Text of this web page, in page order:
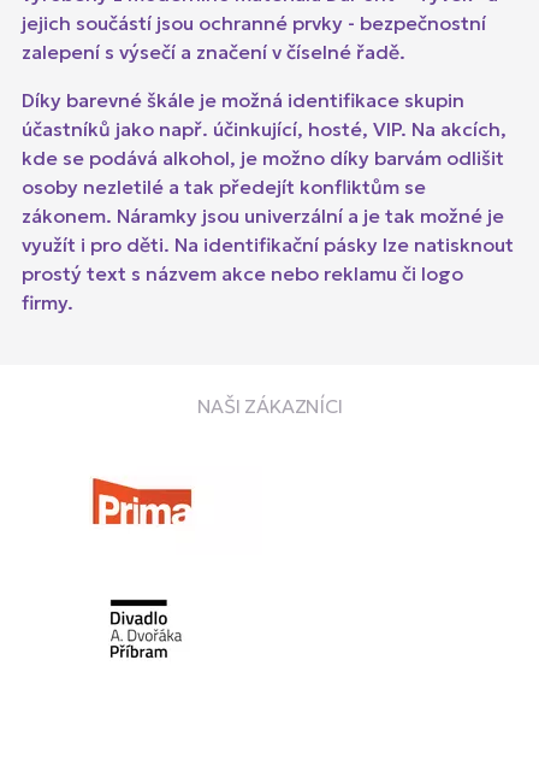
jejich součástí jsou ochranné prvky - bezpečnostní
zalepení s výsečí a značení v číselné řadě.
Díky barevné škále je možná identifikace skupin
účastníků jako např. účinkující, hosté, VIP. Na akcích,
kde se podává alkohol, je možno díky barvám odlišit
osoby nezletilé a tak předejít konfliktům se
zákonem. Náramky jsou univerzální a je tak možné je
využít i pro děti. Na identifikační pásky lze natisknout
prostý text s názvem akce nebo reklamu či logo
firmy.
NAŠI ZÁKAZNÍCI